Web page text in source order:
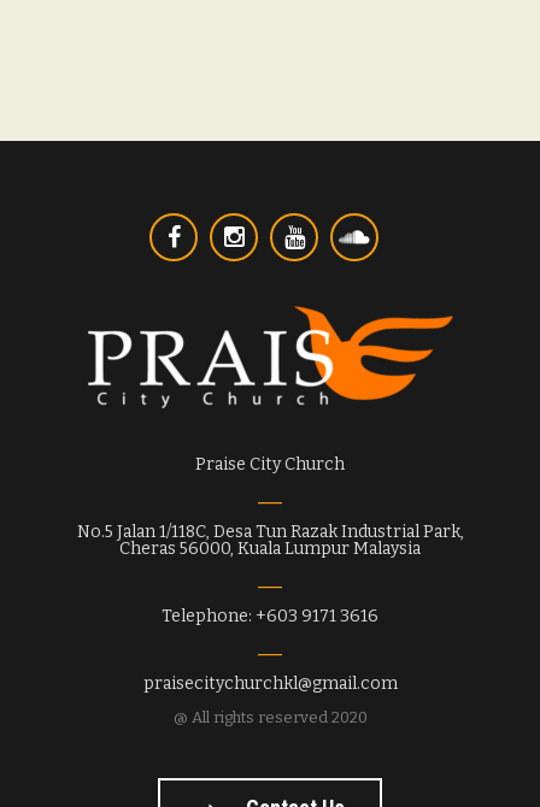
Praise City Church
No.5 Jalan 1/118C, Desa Tun Razak Industrial Park,
Cheras 56000, Kuala Lumpur Malaysia
Telephone: +603 9171 3616
praisecitychurchkl@gmail.com
@ All rights reserved 2020